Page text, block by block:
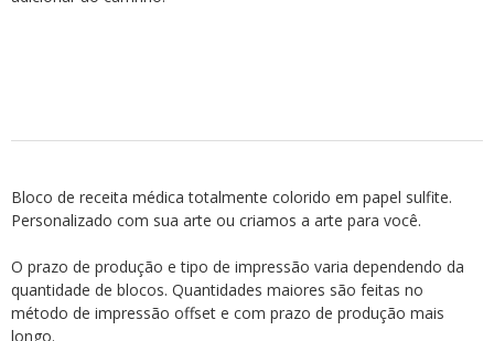
Bloco de receita médica totalmente colorido em papel sulfite.
Personalizado com sua arte ou criamos a arte para você.
O prazo de produção e tipo de impressão varia dependendo da
quantidade de blocos. Quantidades maiores são feitas no
método de impressão offset e com prazo de produção mais
longo.